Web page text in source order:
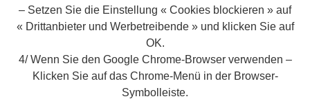
– Setzen Sie die Einstellung « Cookies blockieren » auf
« Drittanbieter und Werbetreibende » und klicken Sie auf
OK.
4/ Wenn Sie den Google Chrome-Browser verwenden –
Klicken Sie auf das Chrome-Menü in der Browser-
Symbolleiste.